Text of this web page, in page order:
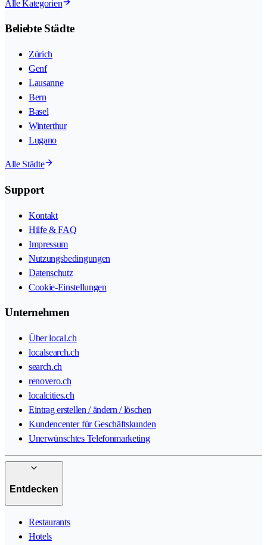
Alle Kategorien
Beliebte Städte
Zürich
Genf
Lausanne
Bern
Basel
Winterthur
Lugano
Alle Städte
Support
Kontakt
Hilfe & FAQ
Impressum
Nutzungsbedingungen
Datenschutz
Cookie-Einstellungen
Unternehmen
Über local.ch
localsearch.ch
search.ch
renovero.ch
localcities.ch
Eintrag erstellen / ändern / löschen
Kundencenter für Geschäftskunden
Unerwünschtes Telefonmarketing
Entdecken
Restaurants
Hotels